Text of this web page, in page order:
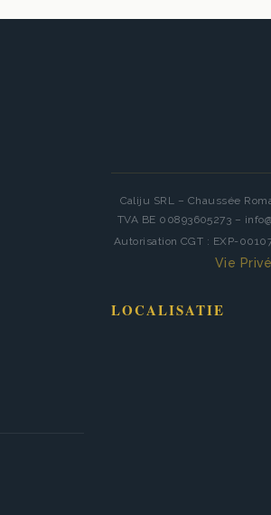
Caliju SRL – Chaussée
TVA BE 00893605273 –
Autorisation CGT : EXP-
Vie
LOCALISATIE